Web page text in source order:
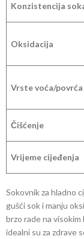
Konzistencija
Oksidacija
Vrste voća/povrća
Čišćenje
Vrijeme cijeđenja
Sokovnik za hladno
gušći sok i manju
brzo rade na
idealni su za zdrave